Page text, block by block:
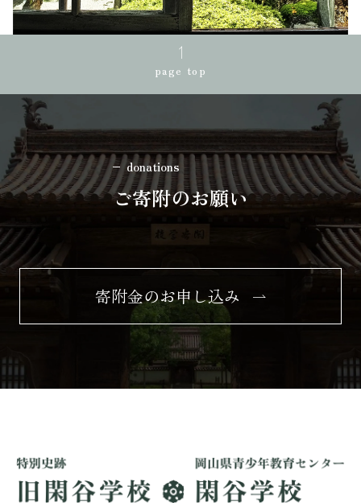
page top
donations
ご寄附のお願い
寄附金のお申し込み